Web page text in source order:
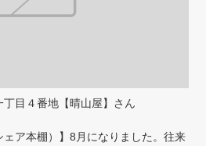
丁目４番地【晴山屋】さん
ェア本棚）】8月になりました。往来